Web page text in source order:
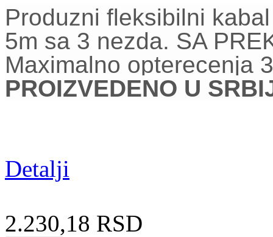
Produzni fleksibilni
5m sa 3 nezda. SA
Maximalno opterecenja
PROIZVEDENO U
Detalji
2.230,18 RSD